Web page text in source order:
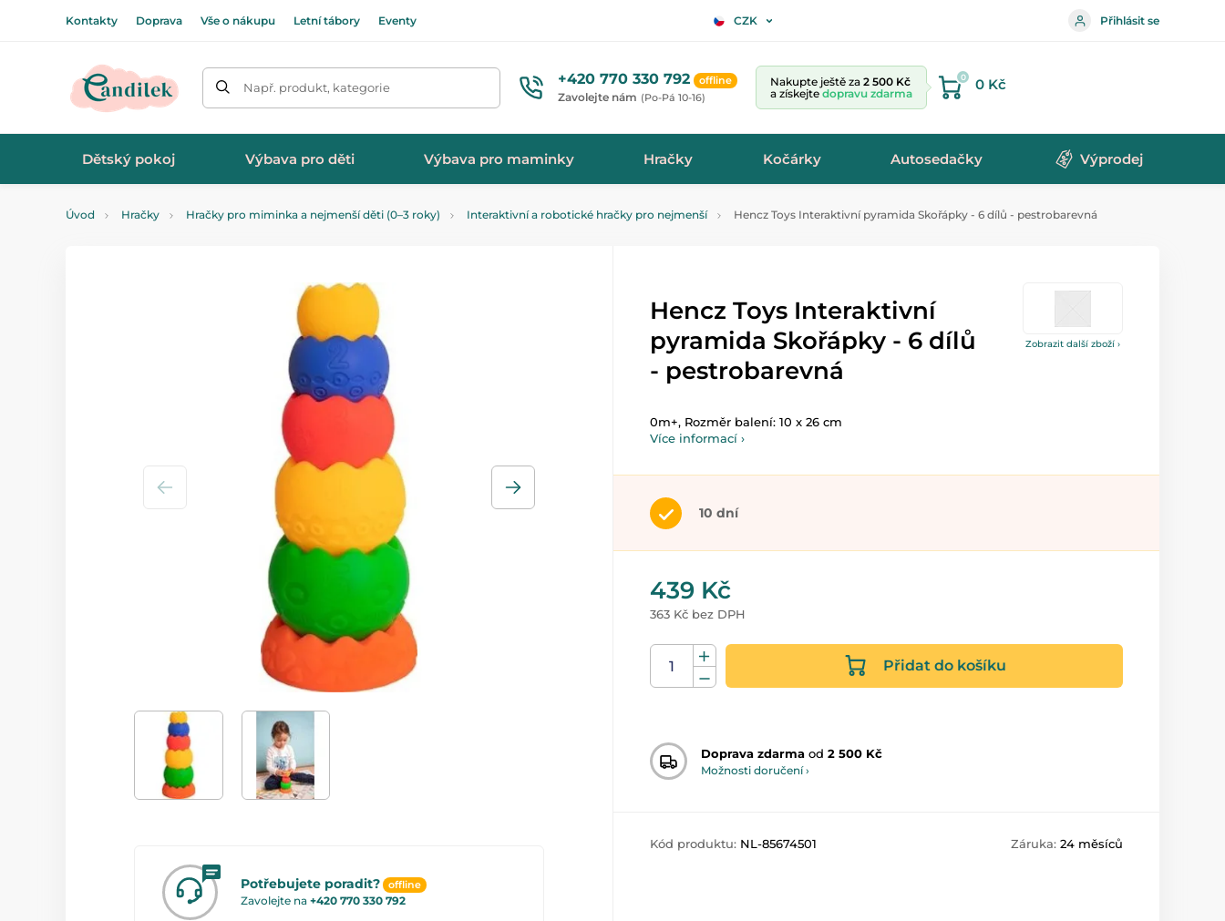
Kontakty Doprava Vše o nákupu Letní tábory Eventy CZK Přihlásit se
Např. produkt, kategorie +420 770 330 792 offline
Zavolejte nám (Po-Pá 10-16)
Nakupte ještě za 2 500 Kč
a získejte dopravu zdarma
0 0 Kč
Dětský pokoj Výbava pro děti Výbava pro maminky Hračky Kočárky Autosedačky Výprodej
Úvod Hračky Hračky pro miminka a nejmenší děti (0–3 roky) Interaktivní a robotické hračky pro nejmenší Hencz Toys Interaktivní pyramida Skořápky - 6 dílů - pestrobarevná
Zobrazit další zboží ›
Potřebujete poradit? offline
Zavolejte na +420 770 330 792
Hencz Toys Interaktivní
pyramida Skořápky - 6 dílů
- pestrobarevná
0m+, Rozměr balení: 10 x 26 cm
Více informací ›
10 dní
439 Kč
363 Kč bez DPH
Přidat do košíku
Doprava zdarma od 2 500 Kč
Možnosti doručení ›
Kód produktu: NL-85674501 Záruka: 24 měsíců